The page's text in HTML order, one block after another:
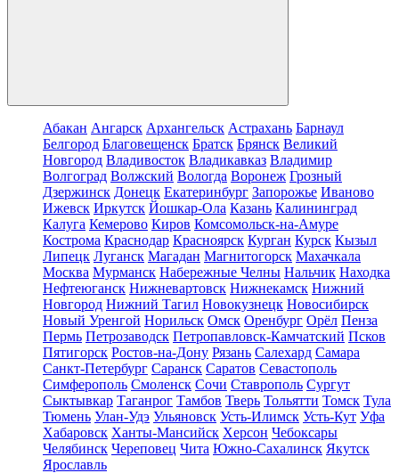
Абакан Ангарск Архангельск Астрахань Барнаул
Белгород Благовещенск Братск Брянск Великий
Новгород Владивосток Владикавказ Владимир
Волгоград Волжский Вологда Воронеж Грозный
Дзержинск Донецк Екатеринбург Запорожье Иваново
Ижевск Иркутск Йошкар-Ола Казань Калининград
Калуга Кемерово Киров Комсомольск-на-Амуре
Кострома Краснодар Красноярск Курган Курск Кызыл
Липецк Луганск Магадан Магнитогорск Махачкала
Москва Мурманск Набережные Челны Нальчик Находка
Нефтеюганск Нижневартовск Нижнекамск Нижний
Новгород Нижний Тагил Новокузнецк Новосибирск
Новый Уренгой Норильск Омск Оренбург Орёл Пенза
Пермь Петрозаводск Петропавловск-Камчатский Псков
Пятигорск Ростов-на-Дону Рязань Салехард Самара
Санкт-Петербург Саранск Саратов Севастополь
Симферополь Смоленск Сочи Ставрополь Сургут
Сыктывкар Таганрог Тамбов Тверь Тольятти Томск Тула
Тюмень Улан-Удэ Ульяновск Усть-Илимск Усть-Кут Уфа
Хабаровск Ханты-Мансийск Херсон Чебоксары
Челябинск Череповец Чита Южно-Сахалинск Якутск
Ярославль